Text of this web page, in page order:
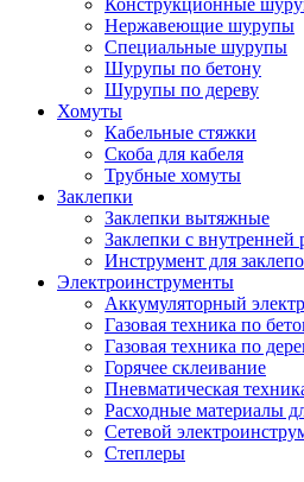
Конструкционные
Нержавеющие шурупы
Специальные шурупы
Шурупы по бетону
Шурупы по дереву
Хомуты
Кабельные стяжки
Скоба для кабеля
Трубные хомуты
Заклепки
Заклепки вытяжные
Заклепки с внутренней
Инструмент для
Электроинструменты
Аккумуляторный
Газовая техника по
Газовая техника по
Горячее склеивание
Пневматическая
Расходные материалы
Сетевой
Степлеры